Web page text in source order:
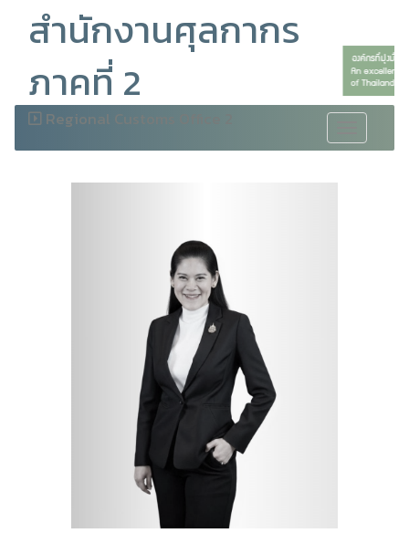
สำนักงานศุลกากร
ภาคที่ 2
Regional Customs Office 2
navigation